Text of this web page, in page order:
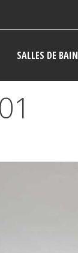
SALLES DE BAIN